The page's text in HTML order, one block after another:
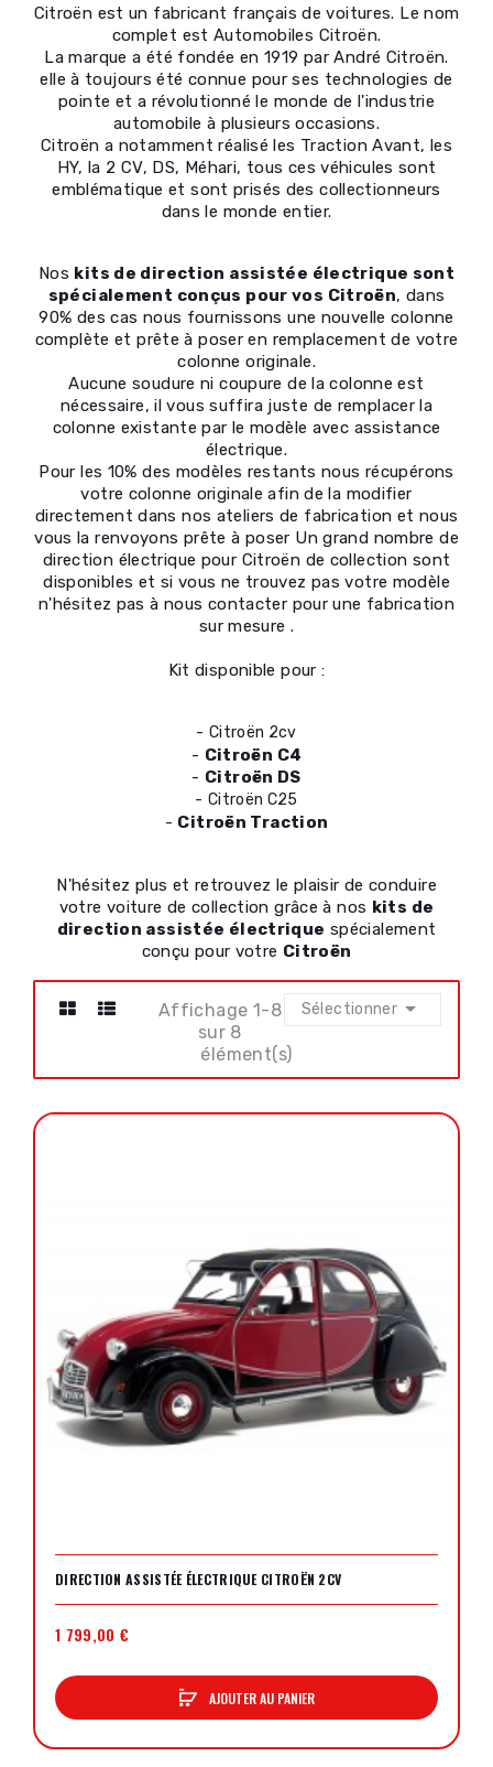
Citroën est un fabricant français de voitures. Le nom
complet est Automobiles Citroën.
La marque a été fondée en 1919 par André Citroën.
elle à toujours été connue pour ses technologies de
pointe et a révolutionné le monde de l'industrie
automobile à plusieurs occasions.
Citroën a notamment réalisé les Traction Avant, les
HY, la 2 CV, DS, Méhari, tous ces véhicules sont
emblématique et sont prisés des collectionneurs
dans le monde entier.
Nos kits de direction assistée électrique sont
spécialement conçus pour vos Citroën, dans
90% des cas nous fournissons une nouvelle colonne
complète et prête à poser en remplacement de votre
colonne originale.
Aucune soudure ni coupure de la colonne est
nécessaire, il vous suffira juste de remplacer la
colonne existante par le modèle avec assistance
électrique.
Pour les 10% des modèles restants nous récupérons
votre colonne originale afin de la modifier
directement dans nos ateliers de fabrication et nous
vous la renvoyons prête à poser Un grand nombre de
direction électrique pour Citroën de collection sont
disponibles et si vous ne trouvez pas votre modèle
n'hésitez pas à nous contacter pour une fabrication
sur mesure .
Kit disponible pour :
- Citroën 2cv
- Citroën C4
- Citroën DS
- Citroën C25
- Citroën Traction
N'hésitez plus et retrouvez le plaisir de conduire
votre voiture de collection grâce à nos kits de
direction assistée électrique spécialement
conçu pour votre Citroën
Sélectionner 
Affichage 1-8
sur 8
élément(s)
DIRECTION ASSISTÉE ÉLECTRIQUE CITROËN 2CV
1 799,00 €
AJOUTER AU PANIER